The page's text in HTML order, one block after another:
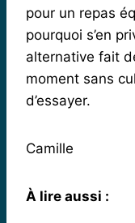
pour un repas
pourquoi s’en
alternative fait
moment sans
d’essayer.
Camille
À lire aussi :